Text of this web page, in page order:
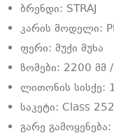
ბრენდი: STRAJ
კარის მოდელი:
ფერი: მუქი მუხა
ზომები: 2200 მმ
ლითონის სისქე:
საკეტი: Class
გარე გამოყენება: